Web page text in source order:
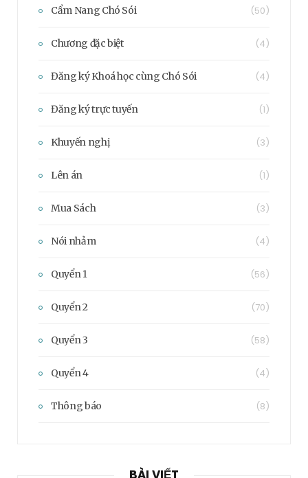
Cẩm Nang Chó Sói (50)
Chương đặc biệt (4)
Đăng ký Khoá học cùng Chó Sói (4)
Đăng ký trực tuyến (1)
Khuyến nghị (3)
Lên án (1)
Mua Sách (3)
Nói nhảm (4)
Quyển 1 (56)
Quyển 2 (70)
Quyển 3 (58)
Quyển 4 (4)
Thông báo (8)
BÀI VIẾT